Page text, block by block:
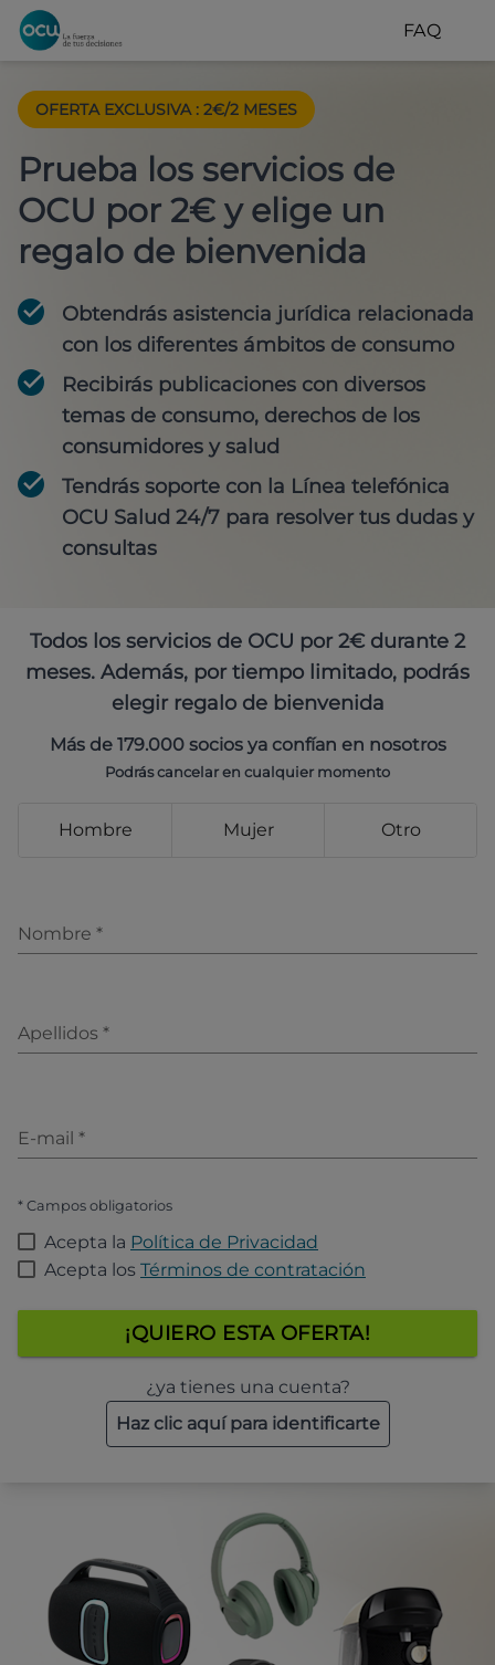
FAQ
OFERTA EXCLUSIVA : 2€/2 MESES
Prueba los servicios de
OCU por 2€ y elige un
regalo de bienvenida
Obtendrás asistencia jurídica relacionada
con los diferentes ámbitos de consumo
Recibirás publicaciones con diversos
temas de consumo, derechos de los
consumidores y salud
Tendrás soporte con la Línea telefónica
OCU Salud 24/7 para resolver tus dudas y
consultas
Todos los servicios de OCU por 2€ durante 2
meses. Además, por tiempo limitado, podrás
elegir regalo de bienvenida
Más de 179.000 socios ya confían en nosotros
Podrás cancelar en cualquier momento
Hombre Mujer Otro
Nombre *
Apellidos *
E-mail *
* Campos obligatorios
Acepta la Política de Privacidad
Acepta los Términos de contratación
¡QUIERO ESTA OFERTA!
¿ya tienes una cuenta?
Haz clic aquí para identificarte